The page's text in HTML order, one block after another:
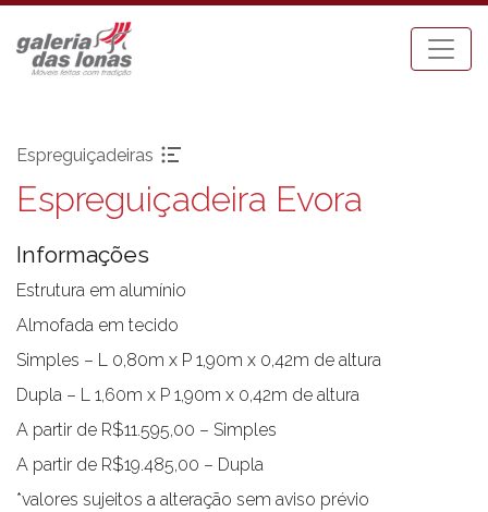
Espreguiçadeiras
Pronta-entrega
Aparadores
Balanços
Bancos
Cadeiras com braço
Cadeiras sem braço
Chaises
Carro Bar
Espreguiçadeiras
Poltronas
Puffs
Sofás
Tenda Riviera
Espreguiçadeira Evora
Informações
Estrutura em alumínio
Almofada em tecido
Simples – L 0,80m x P 1,90m x 0,42m de altura
Dupla – L 1,60m x P 1,90m x 0,42m de altura
A partir de R$11.595,00 – Simples
A partir de R$19.485,00 – Dupla
*valores sujeitos a alteração sem aviso prévio